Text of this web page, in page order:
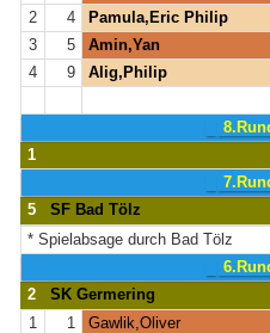
2
4 Pamula,Eric Philip
3
5 Amin,Yan
4
9 Alig,Philip
1
5
SF Bad Tölz
* Spielabsage durch Bad Tölz
2
SK Germering
1
1 Gawlik,Oliver